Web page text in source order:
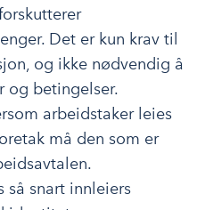
Det er kun krav til
og ikke nødvendig å
og betingelser.
arbeidstaker leies
må den som er
så snart innleiers